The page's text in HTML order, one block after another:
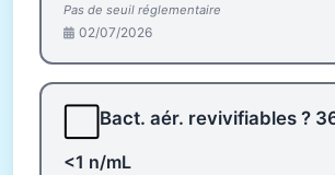
Pas de seuil réglementaire
02/07/2026
Bact. aér. revivifiables ?
<1 n/mL